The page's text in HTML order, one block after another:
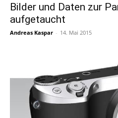
Bilder und Daten zur
aufgetaucht
Andreas Kaspar - 14. Mai 2015